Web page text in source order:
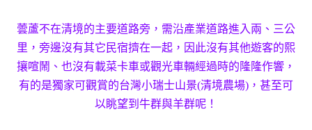
蕓蘆不在清境的主要道路旁，需沿產業道路進入兩、三公
里，旁邊沒有其它民宿擠在一起，因此沒有其他遊客的熙
攘喧鬧、也沒有載菜卡車或觀光車輛經過時的隆隆作響，
有的是獨家可觀賞的台灣小瑞士山景(清境農場)，甚至可
以眺望到牛群與羊群呢！